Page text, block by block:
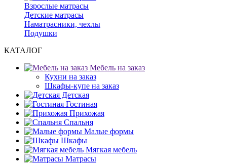
Взрослые матрасы
Детские матрасы
Наматрасники, чехлы
Подушки
КАТАЛОГ
Мебель на заказ
Кухни на заказ
Шкафы-купе на заказ
Детская
Гостиная
Прихожая
Спальня
Малые формы
Шкафы
Мягкая мебель
Матрасы